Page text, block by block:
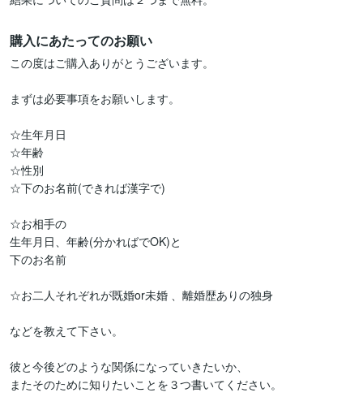
購入にあたってのお願い
この度はご購入ありがとうございます。
まずは必要事項をお願いします。
☆生年月日
☆年齢
☆性別
☆下のお名前(できれば漢字で)
☆お相手の
生年月日、年齢(分かればでOK)と
下のお名前
☆お二人それぞれが既婚or未婚 、離婚歴ありの独身
などを教えて下さい。
彼と今後どのような関係になっていきたいか、
またそのために知りたいことを３つ書いてください。